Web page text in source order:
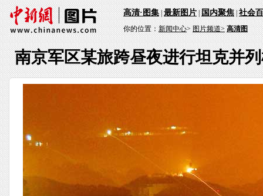
高清·图集|最新图片|国内聚焦|社会
你的位置：新闻中心>图片频道> 高清图
南京军区某旅跨昼夜进行坦克并